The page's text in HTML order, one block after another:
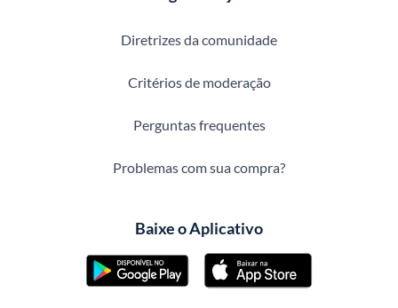
Diretrizes da comunidade
Critérios de moderação
Perguntas frequentes
Problemas com sua compra?
Baixe o Aplicativo